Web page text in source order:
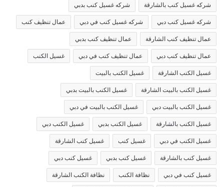
شركه غسيل كنب بالشارقة شركه غسيل كنب بدبي
شركه غسيل كنب دبي شركه غسيل كنب في دبي عمال تنظيف كنب
عمال تنظيف كنب الشارقة عمال تنظيف كنب بدبي
عمال تنظيف كنب دبي عمال تنظيف كنب في دبي غسيل الكنب
غسيل الكنب الشارقة غسيل الكنب بالبيت
غسيل الكنب بالبيت الشارقة غسيل الكنب بالبيت بدبي
غسيل الكنب بالبيت دبي غسيل الكنب بالبيت في دبي
غسيل الكنب بالشارقة غسيل الكنب بدبي غسيل الكنب دبي
غسيل الكنب في دبي غسيل كنب غسيل كنب الشارقة
غسيل كنب بالشارقة غسيل كنب بدبي غسيل كنب دبي
غسيل كنب في دبي نظافة الكنب نظافة الكنب الشارقة